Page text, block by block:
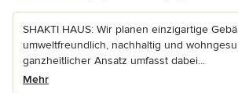
SHAKTI HAUS: Wir planen einzigartige
umweltfreundlich, nachhaltig und
ganzheitlicher Ansatz umfasst dabei...
Mehr